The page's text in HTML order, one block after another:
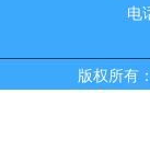
电
版权所有